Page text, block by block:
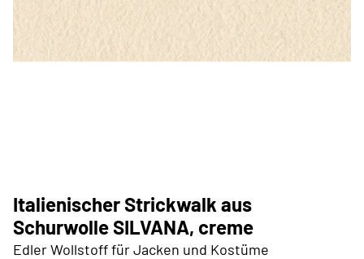
Italienischer Strickwalk aus
Schurwolle SILVANA, creme
Edler Wollstoff für Jacken und Kostüme